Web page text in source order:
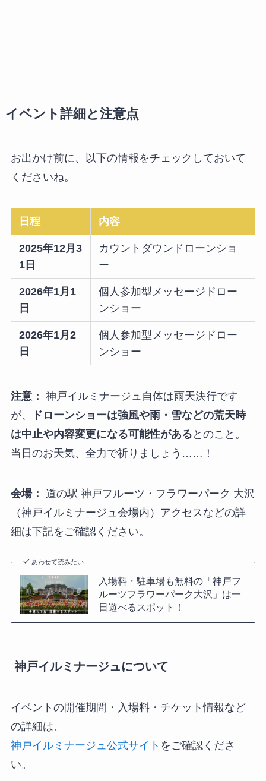
イベント詳細と注意点
お出かけ前に、以下の情報をチェックしておいて
くださいね。
日程 内容
2025年12月3
1日
カウントダウンドローンショ
ー
2026年1月1
日
個人参加型メッセージドロー
ンショー
2026年1月2
日
個人参加型メッセージドロー
ンショー
注意： 神戸イルミナージュ自体は雨天決行です
が、
ドローンショーは強風や雨・雪などの荒天時
は中止や内容変更になる可能性がある とのこと。
当日のお天気、全力で祈りましょう……！
会場： 道の駅 神戸フルーツ・フラワーパーク 大沢
（神戸イルミナージュ会場内）アクセスなどの詳
細は下記をご確認ください。
あわせて読みたい
入場料・駐車場も無料の「神戸フ
ルーツフラワーパーク大沢」は一
日遊べるスポット！
神戸イルミナージュについて
イベントの開催期間・入場料・チケット情報など
の詳細は、
神戸イルミナージュ公式サイト をご確認くださ
い。